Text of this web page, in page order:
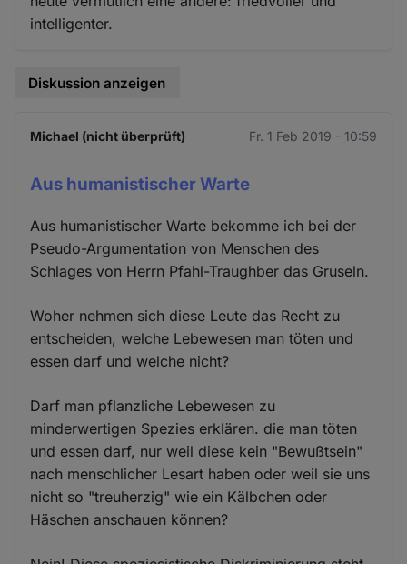
intelligenter.
Diskussion anzeigen
Michael (nicht überprüft) Fr. 1 Feb 2019 - 10:59
Aus humanistischer Warte
Aus humanistischer Warte bekomme ich bei der
Pseudo-Argumentation von Menschen des
Schlages von Herrn Pfahl-Traughber das Gruseln.
Woher nehmen sich diese Leute das Recht zu
entscheiden, welche Lebewesen man töten und
essen darf und welche nicht?
Darf man pflanzliche Lebewesen zu
minderwertigen Spezies erklären. die man töten
und essen darf, nur weil diese kein "Bewußtsein"
nach menschlicher Lesart haben oder weil sie uns
nicht so "treuherzig" wie ein Kälbchen oder
Häschen anschauen können?